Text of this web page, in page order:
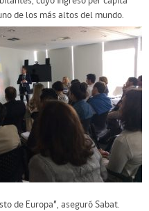
de los más altos del mundo.
de Europa”, aseguró Sabat.